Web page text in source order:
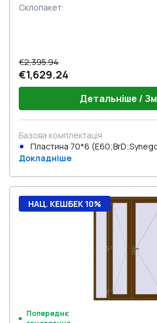
Склопакет:
€2,395.94
€1,629.24
Детальніше /
Базова комплектація
Пластина 70*6
Докладніше
НАЦ. КЕШБЕК 10%
Попереднє